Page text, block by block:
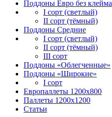
Поддоны Евро без клейма
I сорт (светлый)
II сорт (тёмный)
Поддоны Средние
I сорт (светлый)
II сорт (тёмный)
III сорт
Поддоны «Облегченные»
Поддоны «Широкие»
I сорт
Европаллеты 1200х800
Паллеты 1200х1200
Статьи